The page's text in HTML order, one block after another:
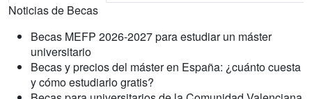
Noticias de Becas
Becas MEFP 2026-2027 para estudiar un máster
universitario
Becas y precios del máster en España: ¿cuánto cuesta
y cómo estudiarlo gratis?